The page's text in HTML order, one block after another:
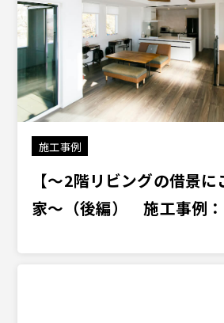
施工事例
【〜2階リビングの借景
家〜（後編） 施工事例：